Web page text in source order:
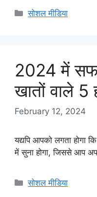
Categories
सोशल मीडिया
2024 में
खातों वाले 5
February 12, 2024
यद्यपि आपको लगता होगा
में सुना होगा, जिससे आप
Categories
सोशल मीडिया